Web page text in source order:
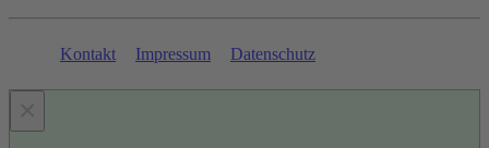
Kontakt Impressum Datenschutz